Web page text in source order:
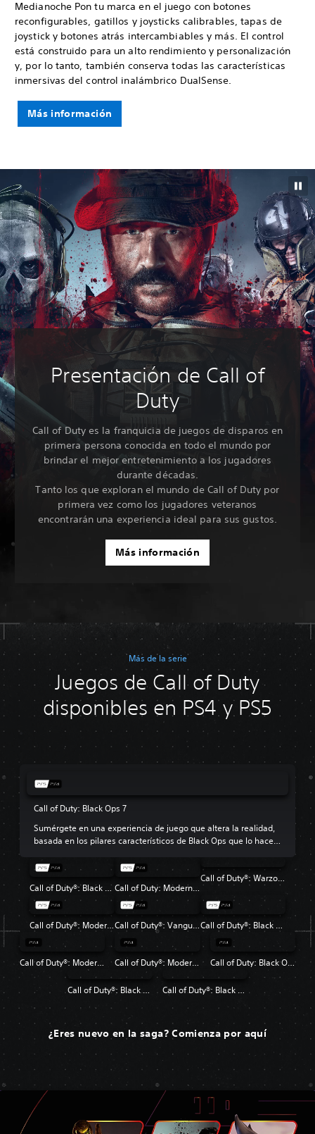
Medianoche Pon tu marca en el juego con botones
reconfigurables, gatillos y joysticks calibrables, tapas de
joystick y botones atrás intercambiables y más. El control
está construido para un alto rendimiento y personalización
y, por lo tanto, también conserva todas las características
inmersivas del control inalámbrico DualSense.
Más información
Presentación de Call of
Duty
Call of Duty es la franquicia de juegos de disparos en
primera persona conocida en todo el mundo por
brindar el mejor entretenimiento a los jugadores
durante décadas.
Tanto los que exploran el mundo de Call of Duty por
primera vez como los jugadores veteranos
encontrarán una experiencia ideal para sus gustos.
Más información
Más de la serie
Juegos de Call of Duty
disponibles en PS4 y PS5
Call of Duty: Black Ops 7
Sumérgete en una experiencia de juego que altera la realidad,
basada en los pilares característicos de Black Ops que lo hacen
Call of Duty®: Black Ops 6 Call of Duty: Modern Warfare III
Call of Duty®: Warzone™
Call of Duty®: Modern Warfare® II Call of Duty®: Vanguard Call of Duty®: Black Ops Cold War
Call of Duty®: Modern Warfare® Call of Duty®: Modern Warfare® 2 Campaign Remastered Call of Duty: Black Ops 4
Call of Duty®: Black Ops Call of Duty®: Black Ops II
¿Eres nuevo en la saga? Comienza por aquí